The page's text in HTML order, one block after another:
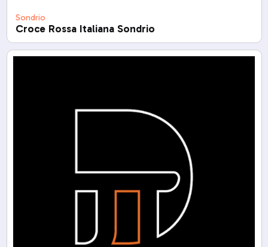
Sondrio
Croce Rossa Italiana Sondrio